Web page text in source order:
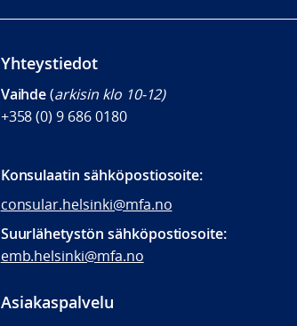
Yhteystiedot
Vaihde(arkisin klo 10-12)
+358 (0) 9 686 0180
Konsulaatinsähköpostiosoite:
consular.helsinki@mfa.no
Suurlähetystön sähköpostiosoite:
emb.helsinki@mfa.no
Asiakaspalvelu